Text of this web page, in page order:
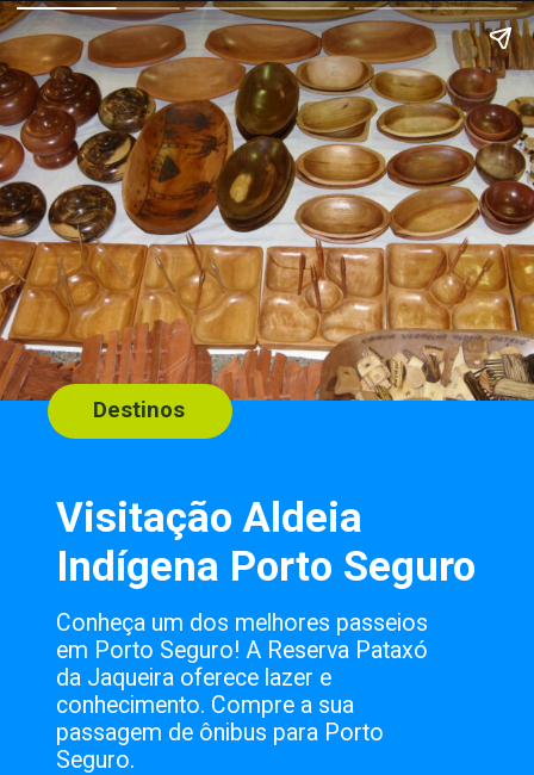
Destinos
Visitação Aldeia
Conheça um dos melhores passeios
em Porto Seguro! A Reserva Pataxó
da Jaqueira oferece lazer e
conhecimento. Compre a sua
passagem de ônibus para Porto
Seguro.